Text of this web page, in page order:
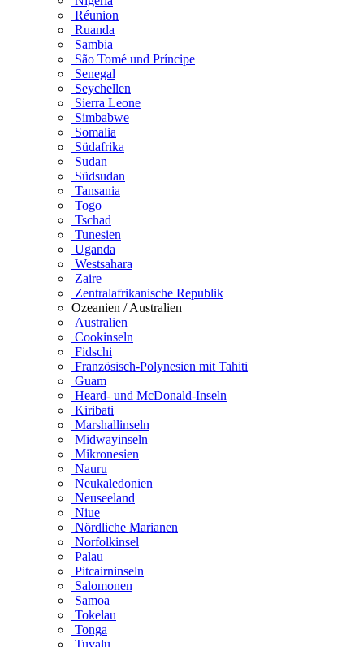
Réunion
Ruanda
Sambia
São Tomé und Príncipe
Senegal
Seychellen
Sierra Leone
Simbabwe
Somalia
Südafrika
Sudan
Südsudan
Tansania
Togo
Tschad
Tunesien
Uganda
Westsahara
Zaire
Zentralafrikanische Republik
Ozeanien / Australien
Australien
Cookinseln
Fidschi
Französisch-Polynesien mit Tahiti
Guam
Heard- und McDonald-Inseln
Kiribati
Marshallinseln
Midwayinseln
Mikronesien
Nauru
Neukaledonien
Neuseeland
Niue
Nördliche Marianen
Norfolkinsel
Palau
Pitcairninseln
Salomonen
Samoa
Tokelau
Tonga
Tuvalu